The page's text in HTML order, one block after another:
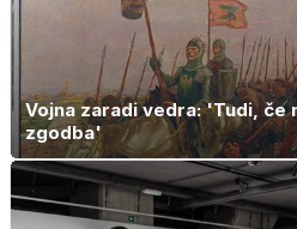
Vojna zaradi vedra: 'Tudi, če
zgodba'